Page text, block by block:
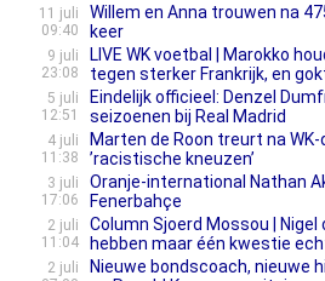
11 juli
09:40
Willem en Anna trouwen na
keer
9 juli
23:08
LIVE WK voetbal | Marokko
tegen sterker Frankrijk, en
5 juli
12:51
Eindelijk officieel: Denzel
seizoenen bij Real Madrid
4 juli
11:38
Marten de Roon treurt na
’racistische kneuzen’
3 juli
17:06
Oranje-international Nathan
Fenerbahçe
2 juli
11:04
Column Sjoerd Mossou | Nigel
hebben maar één kwestie
2 juli
Nieuwe bondscoach, nieuwe